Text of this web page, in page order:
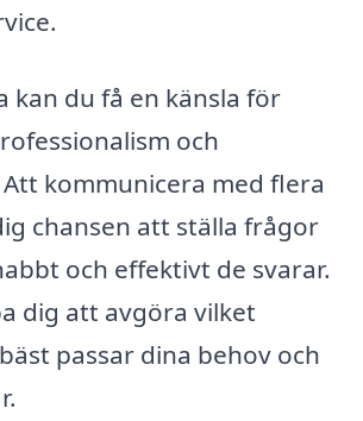
kan du få en känsla för
och
kommunicera med flera
chansen att ställa frågor
och effektivt de svarar.
dig att avgöra vilket
passar dina behov och